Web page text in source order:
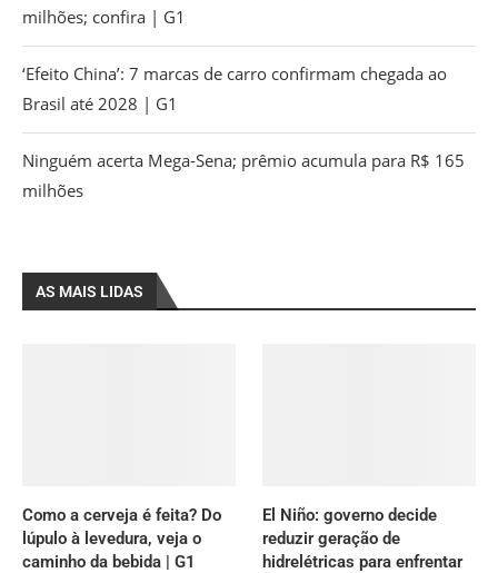
milhões; confira | G1
‘Efeito China’: 7 marcas de carro confirmam chegada ao
Brasil até 2028 | G1
Ninguém acerta Mega-Sena; prêmio acumula para R$ 165
milhões
AS MAIS LIDAS
Como a cerveja é feita? Do
lúpulo à levedura, veja o
caminho da bebida | G1
El Niño: governo decide
reduzir geração de
hidrelétricas para enfrentar